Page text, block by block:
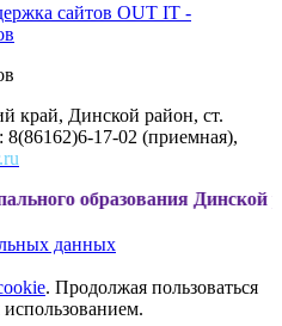
OUT IT -
край, Динской район, ст.
8(86162)6-17-02 (приемная),
Динской район
данных
. Продолжая пользоваться